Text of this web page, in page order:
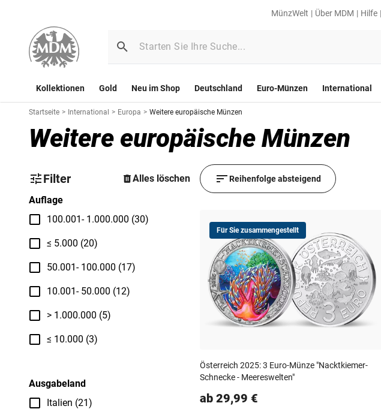
MünzWelt Über MDM Hilfe
Kollektionen Gold Neu im Shop Deutschland Euro-Münzen International
Startseite > International > Europa > Weitere europäische Münzen
Weitere europäische Münzen
Filter
Alles löschen
Auflage
100.001- 1.000.000 (30)
≤ 5.000 (20)
50.001- 100.000 (17)
10.001- 50.000 (12)
> 1.000.000 (5)
≤ 10.000 (3)
Ausgabeland
Italien (21)
Reihenfolge absteigend
Für Sie zusammengestellt
Österreich 2025: 3 Euro-Münze "Nacktkiemer-
Schnecke - Meereswelten"
ab 29,99 €